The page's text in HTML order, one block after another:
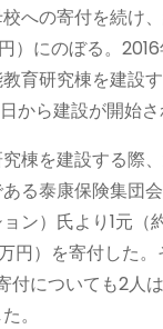
への寄付を続け
）にのぼる。
育研究棟を建設
から建設が開始さ
棟を建設する際
る泰康保険集団
ン）氏より1元（
円）を寄付した
付についても2人
。